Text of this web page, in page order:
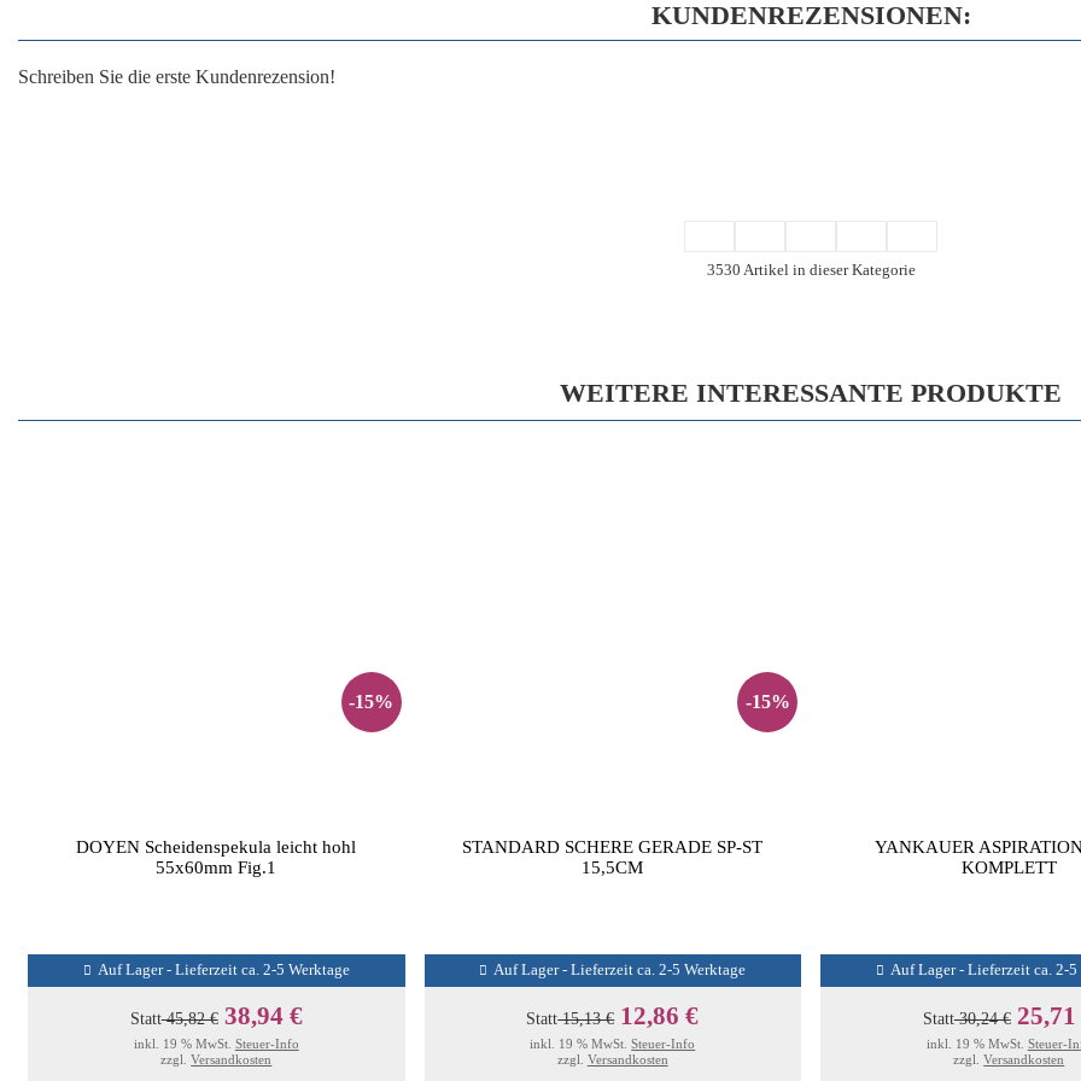
KUNDENREZENSIONEN:
Schreiben Sie die erste Kundenrezension!
3530 Artikel in dieser Kategorie
WEITERE INTERESSANTE PRODUKTE
-15%
DOYEN Scheidenspekula leicht hohl
55x60mm Fig.1
Auf Lager - Lieferzeit ca. 2-5 Werktage
Statt45,82 € 38,94 €
inkl. 19 % MwSt. Steuer-Info
zzgl.Versandkosten
-15%
STANDARD SCHERE GERADE SP-ST
15,5CM
Auf Lager - Lieferzeit ca. 2-5 Werktage
Statt15,13 € 12,86 €
inkl. 19 % MwSt.Steuer-Info
zzgl. Versandkosten
YANKAUER
KOMPLETT
Auf Lager - Lieferzeit ca. 2-5
Statt30,24 € 25,71
inkl. 19 % MwSt. Steuer-
zzgl.Versandkosten